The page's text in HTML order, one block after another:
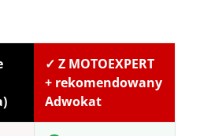
✓ Z MOTOEXPERT
+ rekomendowany
Adwokat